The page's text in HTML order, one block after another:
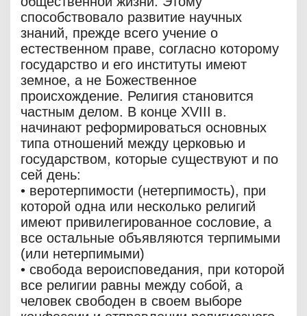
способствовало развитие научных
знаний, прежде всего учение о
естественном праве, согласно которому
государство и его институты имеют
земное, а не Божественное
происхождение. Религия становится
частным делом. В конце XVIII в.
начинают реформироваться основных
типа отношений между церковью и
государством, которые существуют и по
сей день:
• веротерпимости (нетерпимость), при
которой одна или несколько религий
имеют привилегированное сословие, а
все остальные объявляются терпимыми
(или нетерпимыми)
• свобода вероисповедания, при которой
все религии равны между собой, а
человек свободен в своем выборе